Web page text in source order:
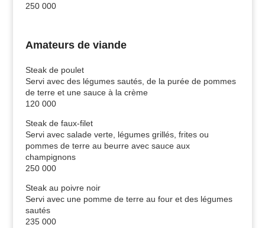
250 000
Amateurs de viande
Steak de poulet
Servi avec des légumes sautés, de la purée de pommes
de terre et une sauce à la crème
120 000
Steak de faux-filet
Servi avec salade verte, légumes grillés, frites ou
pommes de terre au beurre avec sauce aux
champignons
250 000
Steak au poivre noir
Servi avec une pomme de terre au four et des légumes
sautés
235 000